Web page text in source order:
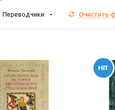
Переводчики Очистить